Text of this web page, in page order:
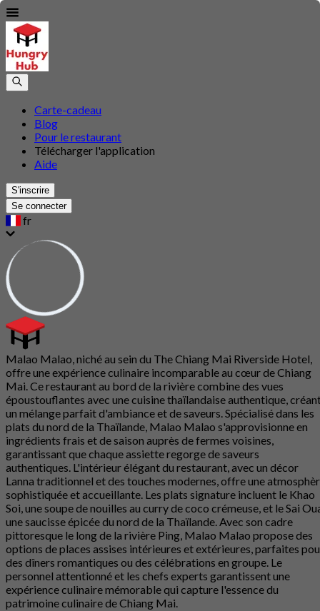
Carte-cadeau
Blog
Pour le restaurant
Télécharger l'application
Aide
S'inscrire
Se connecter
fr
Malao Malao, niché au sein du The Chiang Mai Riverside Hotel,
offre une expérience culinaire incomparable au cœur de Chiang
Mai. Ce restaurant au bord de la rivière combine des vues
époustouflantes avec une cuisine thaïlandaise authentique,
un mélange parfait d'ambiance et de saveurs. Spécialisé dans les
plats du nord de la Thaïlande, Malao Malao s'approvisionne en
ingrédients frais et de saison auprès de fermes voisines,
garantissant que chaque assiette regorge de saveurs
authentiques. L'intérieur élégant du restaurant, avec un décor
Lanna traditionnel et des touches modernes, offre une
sophistiquée et accueillante. Les plats signature incluent le Khao
Soi, une soupe de nouilles au curry de coco crémeuse, et le Sai
une saucisse épicée du nord de la Thaïlande. Avec son cadre
pittoresque le long de la rivière Ping, Malao Malao propose des
options de places assises intérieures et extérieures, parfaites
des dîners romantiques ou des célébrations en groupe. Le
personnel attentionné et les chefs experts garantissent une
expérience culinaire mémorable qui capture l'essence du
patrimoine culinaire de Chiang Mai.